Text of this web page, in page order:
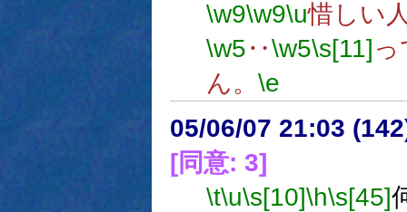
\w9\w9\u惜しい
\w5‥\w5\s[11]
ん。 \e
05/06/07 21:03
[同意: 3]
\t\u\s[10]\h\s[45]